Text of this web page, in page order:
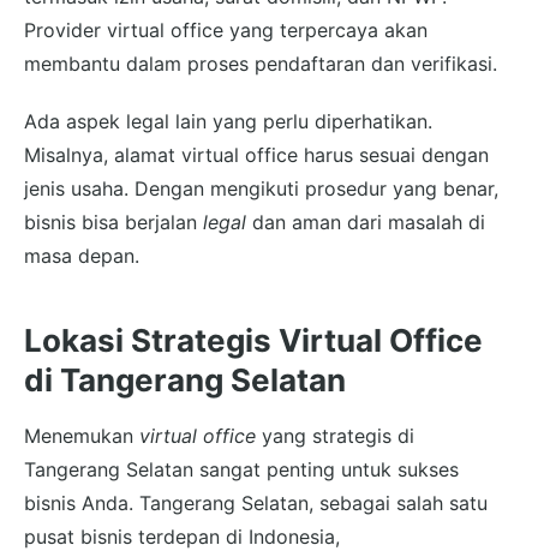
Provider virtual office yang terpercaya akan
membantu dalam proses pendaftaran dan verifikasi.
Ada aspek legal lain yang perlu diperhatikan.
Misalnya, alamat virtual office harus sesuai dengan
jenis usaha. Dengan mengikuti prosedur yang benar,
bisnis bisa berjalan legal dan aman dari masalah di
masa depan.
Lokasi Strategis Virtual Office
di Tangerang Selatan
Menemukan virtual office yang strategis di
Tangerang Selatan sangat penting untuk sukses
bisnis Anda. Tangerang Selatan, sebagai salah satu
pusat bisnis terdepan di Indonesia,